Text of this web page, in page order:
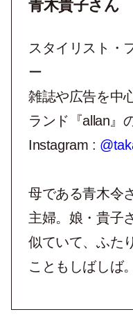
青木貴子さん
スタイリスト・
ー
雑誌や広告を中
ランド『allan』
Instagram :
母である青木令
主婦。娘・貴子
似ていて、ふた
こともしばしば